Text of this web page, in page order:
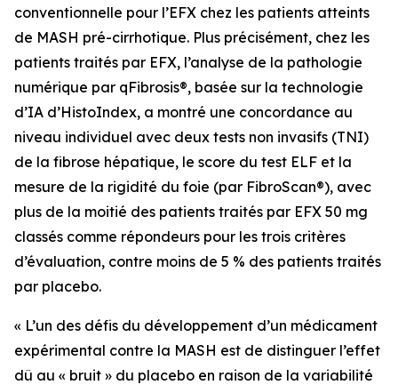
conventionnelle pour l’EFX chez les patients atteints
de MASH pré-cirrhotique. Plus précisément, chez les
patients traités par EFX, l’analyse de la pathologie
numérique par qFibrosis®, basée sur la technologie
d’IA d’HistoIndex, a montré une concordance au
niveau individuel avec deux tests non invasifs (TNI)
de la fibrose hépatique, le score du test ELF et la
mesure de la rigidité du foie (par FibroScan®), avec
plus de la moitié des patients traités par EFX 50 mg
classés comme répondeurs pour les trois critères
d’évaluation, contre moins de 5 % des patients traités
par placebo.
« L’un des défis du développement d’un médicament
expérimental contre la MASH est de distinguer l’effet
dû au « bruit » du placebo en raison de la variabilité